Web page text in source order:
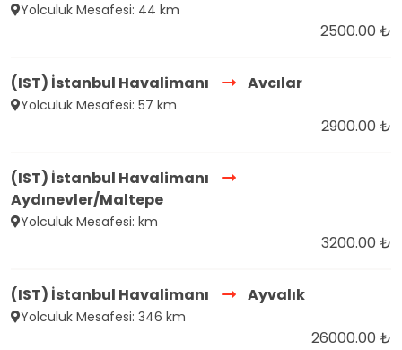
Yolculuk Mesafesi: 44 km
2500.00 ₺
(IST) İstanbul Havalimanı Avcılar
Yolculuk Mesafesi: 57 km
2900.00 ₺
(IST) İstanbul Havalimanı
Aydınevler/Maltepe
Yolculuk Mesafesi: km
3200.00 ₺
(IST) İstanbul Havalimanı Ayvalık
Yolculuk Mesafesi: 346 km
26000.00 ₺